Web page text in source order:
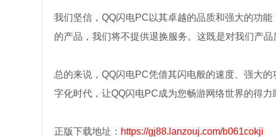
我们坚信，QQ闪电PC以其卓越的品质和强大的功
的产品，我们将不提供退换服务。这既是对我们产品
总的来说，QQ闪电PC凭借其闪电般的速度、强大
字化时代，让QQ闪电PC成为您畅游网络世界的得力
正版下载地址： https://gj88.lanzouj.com/b061cokji